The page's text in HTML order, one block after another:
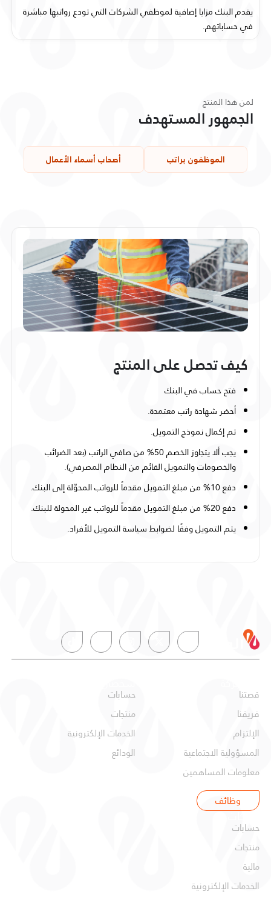
يقدم البنك مزايا إضافية لموظفي الشركات التي تودع رواتبها مباشرة
في حساباتهم.
لمن هذا المنتج
الجمهور المستهدف
الموظفون براتب أصحاب أسماء الأعمال
كيف تحصل على المنتج
فتح حساب في البنك
أحضر شهادة راتب معتمدة.
تم إكمال نموذج التمويل.
يجب ألا يتجاوز الخصم 50% من صافي الراتب (بعد الضرائب
والخصومات والتمويل القائم من النظام المصرفي).
دفع 10% من مبلغ التمويل مقدماً للرواتب المحوّلة إلى البنك.
دفع 20% من مبلغ التمويل مقدماً للرواتب غير المحولة للبنك.
يتم التمويل وفقًا لضوابط سياسة التمويل للأفراد.
قصتنا
فريقنا
الإلتزام
المسؤولية الاجتماعية
معلومات المساهمين
وظائف
حسابات
منتجات
الخدمات الإلكترونية
الودائع
شركات
حسابات
منتجات
مالية
الخدمات الإلكترونية